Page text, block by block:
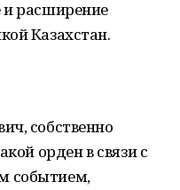
и расширение
Казахстан.
собственно
орден в связи с
событием,